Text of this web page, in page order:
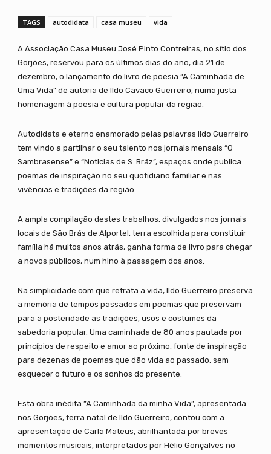
TAGS autodidata casa museu vida
A Associação Casa Museu José Pinto Contreiras, no sítio dos
Gorjões, reservou para os últimos dias do ano, dia 21 de
dezembro, o lançamento do livro de poesia “A Caminhada de
Uma Vida” de autoria de Ildo Cavaco Guerreiro, numa justa
homenagem à poesia e cultura popular da região.
Autodidata e eterno enamorado pelas palavras Ildo Guerreiro
tem vindo a partilhar o seu talento nos jornais mensais “O
Sambrasense” e “Noticias de S. Bráz”, espaços onde publica
poemas de inspiração no seu quotidiano familiar e nas
vivências e tradições da região.
A ampla compilação destes trabalhos, divulgados nos jornais
locais de São Brás de Alportel, terra escolhida para constituir
família há muitos anos atrás, ganha forma de livro para chegar
a novos públicos, num hino à passagem dos anos.
Na simplicidade com que retrata a vida, Ildo Guerreiro preserva
a memória de tempos passados em poemas que preservam
para a posteridade as tradições, usos e costumes da
sabedoria popular. Uma caminhada de 80 anos pautada por
princípios de respeito e amor ao próximo, fonte de inspiração
para dezenas de poemas que dão vida ao passado, sem
esquecer o futuro e os sonhos do presente.
Esta obra inédita ”A Caminhada da minha Vida”, apresentada
nos Gorjões, terra natal de Ildo Guerreiro, contou com a
apresentação de Carla Mateus, abrilhantada por breves
momentos musicais, interpretados por Hélio Gonçalves no